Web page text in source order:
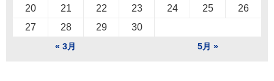
« 3月 5月 »
20
21 22 23 24 25
26
27
28 29 30